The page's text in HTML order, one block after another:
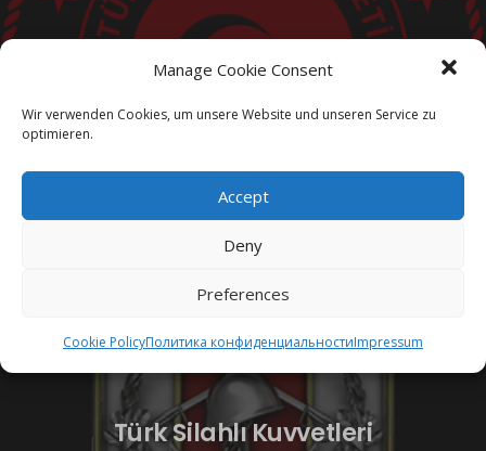
Manage Cookie Consent
Wir verwenden Cookies, um unsere Website und unseren Service zu
optimieren.
Accept
Deny
Preferences
Cookie PolicyПолитика конфиденциальностиImpressum
T.C. Büyükelçiliği
Türk Silahlı Kuvvetleri